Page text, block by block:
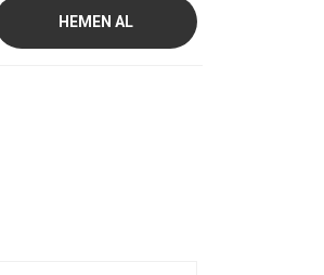
HEMEN AL